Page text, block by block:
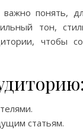
понять,
тон,
чтобы
статьям.